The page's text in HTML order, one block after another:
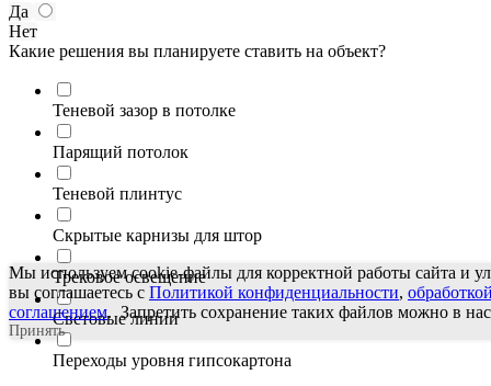
Да
Нет
Какие решения вы планируете ставить на объект?
Теневой зазор в потолке
Парящий потолок
Теневой плинтус
Скрытые карнизы для штор
Трековое освещение
Световые линии
Переходы уровня гипсокартона
Мы используем cookie-файлы для корректной работы сайта и
вы соглашаетесь с Политикой конфиденциальности,
соглашением. Запретить сохранение таких файлов можно в
Принять